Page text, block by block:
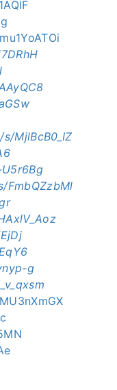
MjlBcB0_IZ
FmbQZzbMl
g